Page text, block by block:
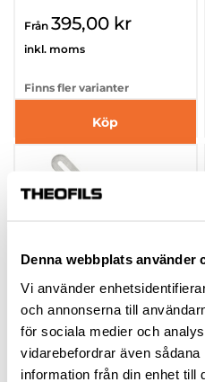
Denna webbplats använder
Vi använder
och annonserna till
för sociala medier och
vidarebefordrar även
information från din enhet till
Från 395,00 kr
inkl. moms
Finns fler varianter
Köp
SMYGVINKEL SMV
20CM